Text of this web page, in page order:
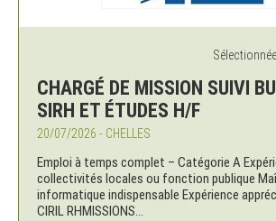
CHARGÉ DE MISSION SUIVI
SIRH ET ÉTUDES H/F
20/07/2026 - CHELLES
Emploi à temps complet – Catégorie A
collectivités locales ou fonction publique
informatique indispensable Expérience
CIRIL RHMISSIONS...